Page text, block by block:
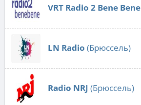
VRT Radio 2 Bene Bene
LN Radio (Брюссель)
Radio NRJ (Брюссель)